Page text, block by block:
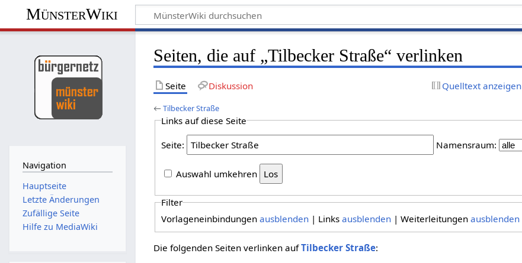
MünsterWiki
Seiten, die auf „Tilbecker Straße“ verlinken
Seite Diskussion Quelltext anzeigen
←Tilbecker Straße
Links auf diese Seite
Seite: Namensraum:
Auswahl umkehren
Filter
Vorlageneinbindungen ausblenden| Links ausblenden| Weiterleitungen ausblenden
Die folgenden Seiten verlinken aufTilbecker Straße:
Navigation
Hauptseite
Letzte Änderungen
Zufällige Seite
Hilfe zu MediaWiki